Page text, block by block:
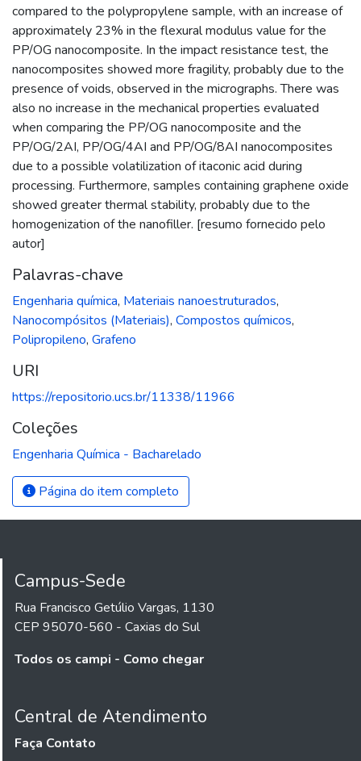
compared to the polypropylene sample, with an increase of
approximately 23% in the flexural modulus value for the
PP/OG nanocomposite. In the impact resistance test, the
nanocomposites showed more fragility, probably due to the
presence of voids, observed in the micrographs. There was
also no increase in the mechanical properties evaluated
when comparing the PP/OG nanocomposite and the
PP/OG/2AI, PP/OG/4AI and PP/OG/8AI nanocomposites
due to a possible volatilization of itaconic acid during
processing. Furthermore, samples containing graphene oxide
showed greater thermal stability, probably due to the
homogenization of the nanofiller. [resumo fornecido pelo
autor]
Palavras-chave
Engenharia química, Materiais nanoestruturados,
Nanocompósitos (Materiais), Compostos químicos,
Polipropileno, Grafeno
URI
https://repositorio.ucs.br/11338/11966
Coleções
Engenharia Química - Bacharelado
Página do item completo
Campus-Sede
Rua Francisco Getúlio Vargas, 1130
CEP 95070-560 - Caxias do Sul
Todos os campi - Como chegar
Central de Atendimento
Faça Contato